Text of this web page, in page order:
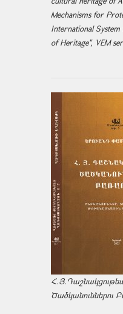
Mechanisms for
International
of Heritage", VEM
Ծածկանուններու